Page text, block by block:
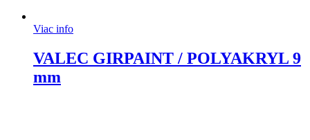
Viac info
VALEC GIRPAINT / POLYAKRYL 9
mm